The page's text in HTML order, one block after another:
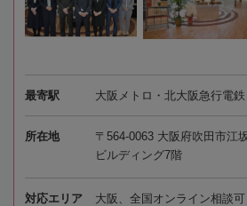
最寄駅 大阪メトロ・北大阪急行電
所在地
〒564-0063 大阪府吹田市江
ビルディング7階
対応エリア 大阪、全国オンライン相談可